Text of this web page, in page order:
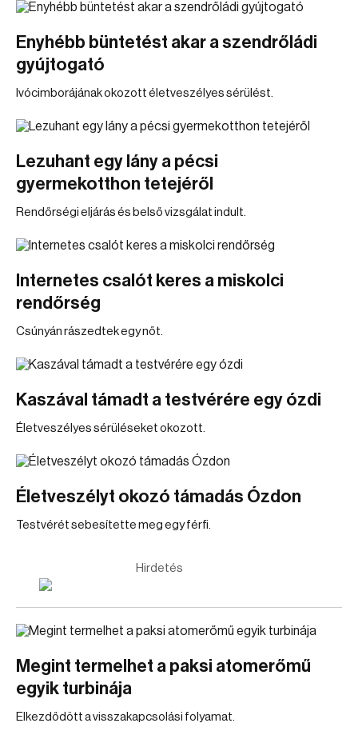
Enyhébb büntetést akar a szendrőládi
gyújtogató
Ivócimborájának okozott életveszélyes sérülést.
Lezuhant egy lány a pécsi
gyermekotthon tetejéről
Rendőrségi eljárás és belső vizsgálat indult.
Internetes csalót keres a miskolci
rendőrség
Csúnyán rászedtek egy nőt.
Kaszával támadt a testvérére egy ózdi
Életveszélyes sérüléseket okozott.
Életveszélyt okozó támadás Ózdon
Testvérét sebesítette meg egy férfi.
Hirdetés
Megint termelhet a paksi atomerőmű
egyik turbinája
Elkezdődött a visszakapcsolási folyamat.